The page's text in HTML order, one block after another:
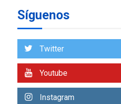
7
Síguenos
Twitter
Youtube
Instagram